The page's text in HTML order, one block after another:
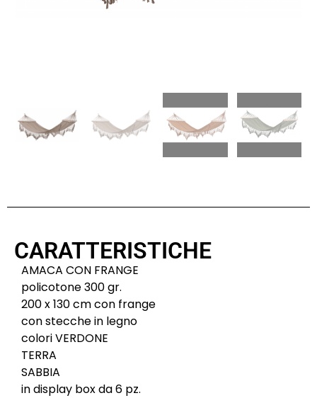
CARATTERISTICHE
AMACA CON FRANGE
policotone 300 gr.
200 x 130 cm con frange
con stecche in legno
colori VERDONE
TERRA
SABBIA
in display box da 6 pz.